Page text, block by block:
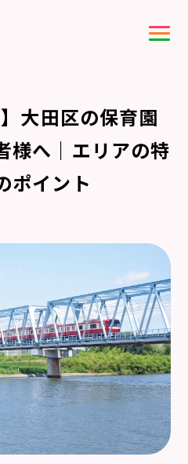
大田区の保育園
様へ｜エリアの特
ポイント